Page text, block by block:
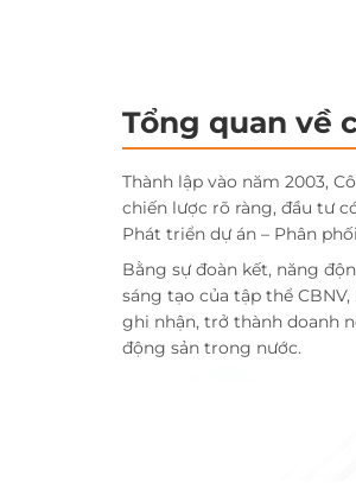
Tổng quan về
Thành lập vào năm 2003,
chiến lược rõ ràng, đầu tư
Phát triển dự án – Phân
Bằng sự đoàn kết, năng
sáng tạo của tập thể
ghi nhận, trở thành doanh
động sản trong nước.